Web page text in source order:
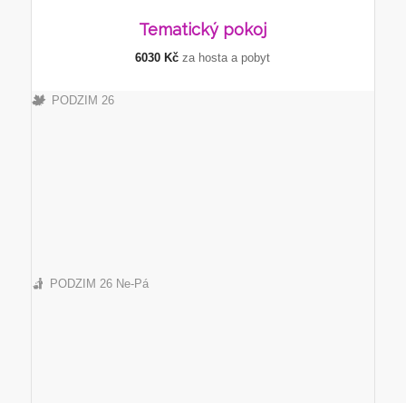
Tematickýpokoj
6030 Kč za hosta a pobyt
PODZIM 26
PODZIM 26 Ne-Pá